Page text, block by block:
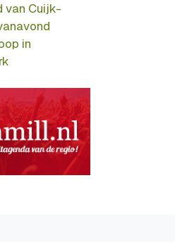
van Cuijk-
in